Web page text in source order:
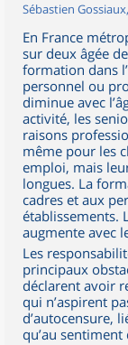
Sébastien
En France
sur deux âgée
formation dans
personnel ou
diminue avec
activité, les
raisons
même pour les
emploi, mais
longues. La
cadres et aux
établissements.
augmente avec
Les
principaux
déclarent avoir
qui n’aspirent
d’autocensure,
qu’au